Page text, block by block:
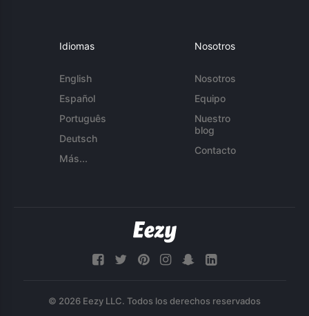
Idiomas
English
Español
Português
Deutsch
Más...
Nosotros
Nosotros
Equipo
Nuestro
blog
Contacto
© 2026 Eezy LLC. Todos los derechos reservados